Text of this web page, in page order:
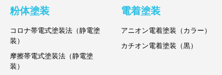
粉体塗装
コロナ帯電式塗装法（静電塗
装）
摩擦帯電式塗装法（静電塗
装）
電着塗装
アニオン電着塗装（カラー）
カチオン電着塗装（黒）